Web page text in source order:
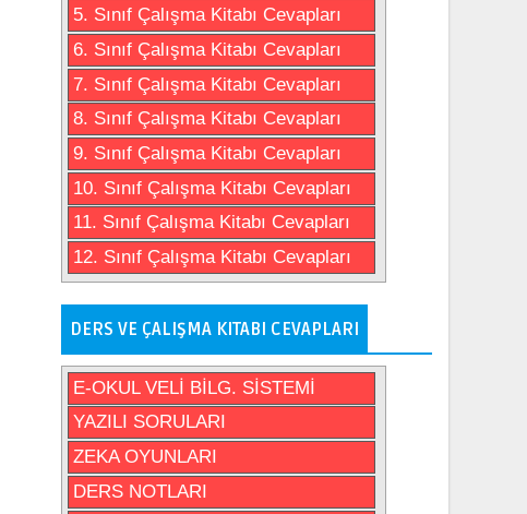
5. Sınıf Çalışma Kitabı Cevapları
6. Sınıf Çalışma Kitabı Cevapları
7. Sınıf Çalışma Kitabı Cevapları
8. Sınıf Çalışma Kitabı Cevapları
9. Sınıf Çalışma Kitabı Cevapları
10. Sınıf Çalışma Kitabı Cevapları
11. Sınıf Çalışma Kitabı Cevapları
12. Sınıf Çalışma Kitabı Cevapları
DERS VE ÇALIŞMA KITABI CEVAPLARI
E-OKUL VELİ BİLG. SİSTEMİ
YAZILI SORULARI
ZEKA OYUNLARI
DERS NOTLARI